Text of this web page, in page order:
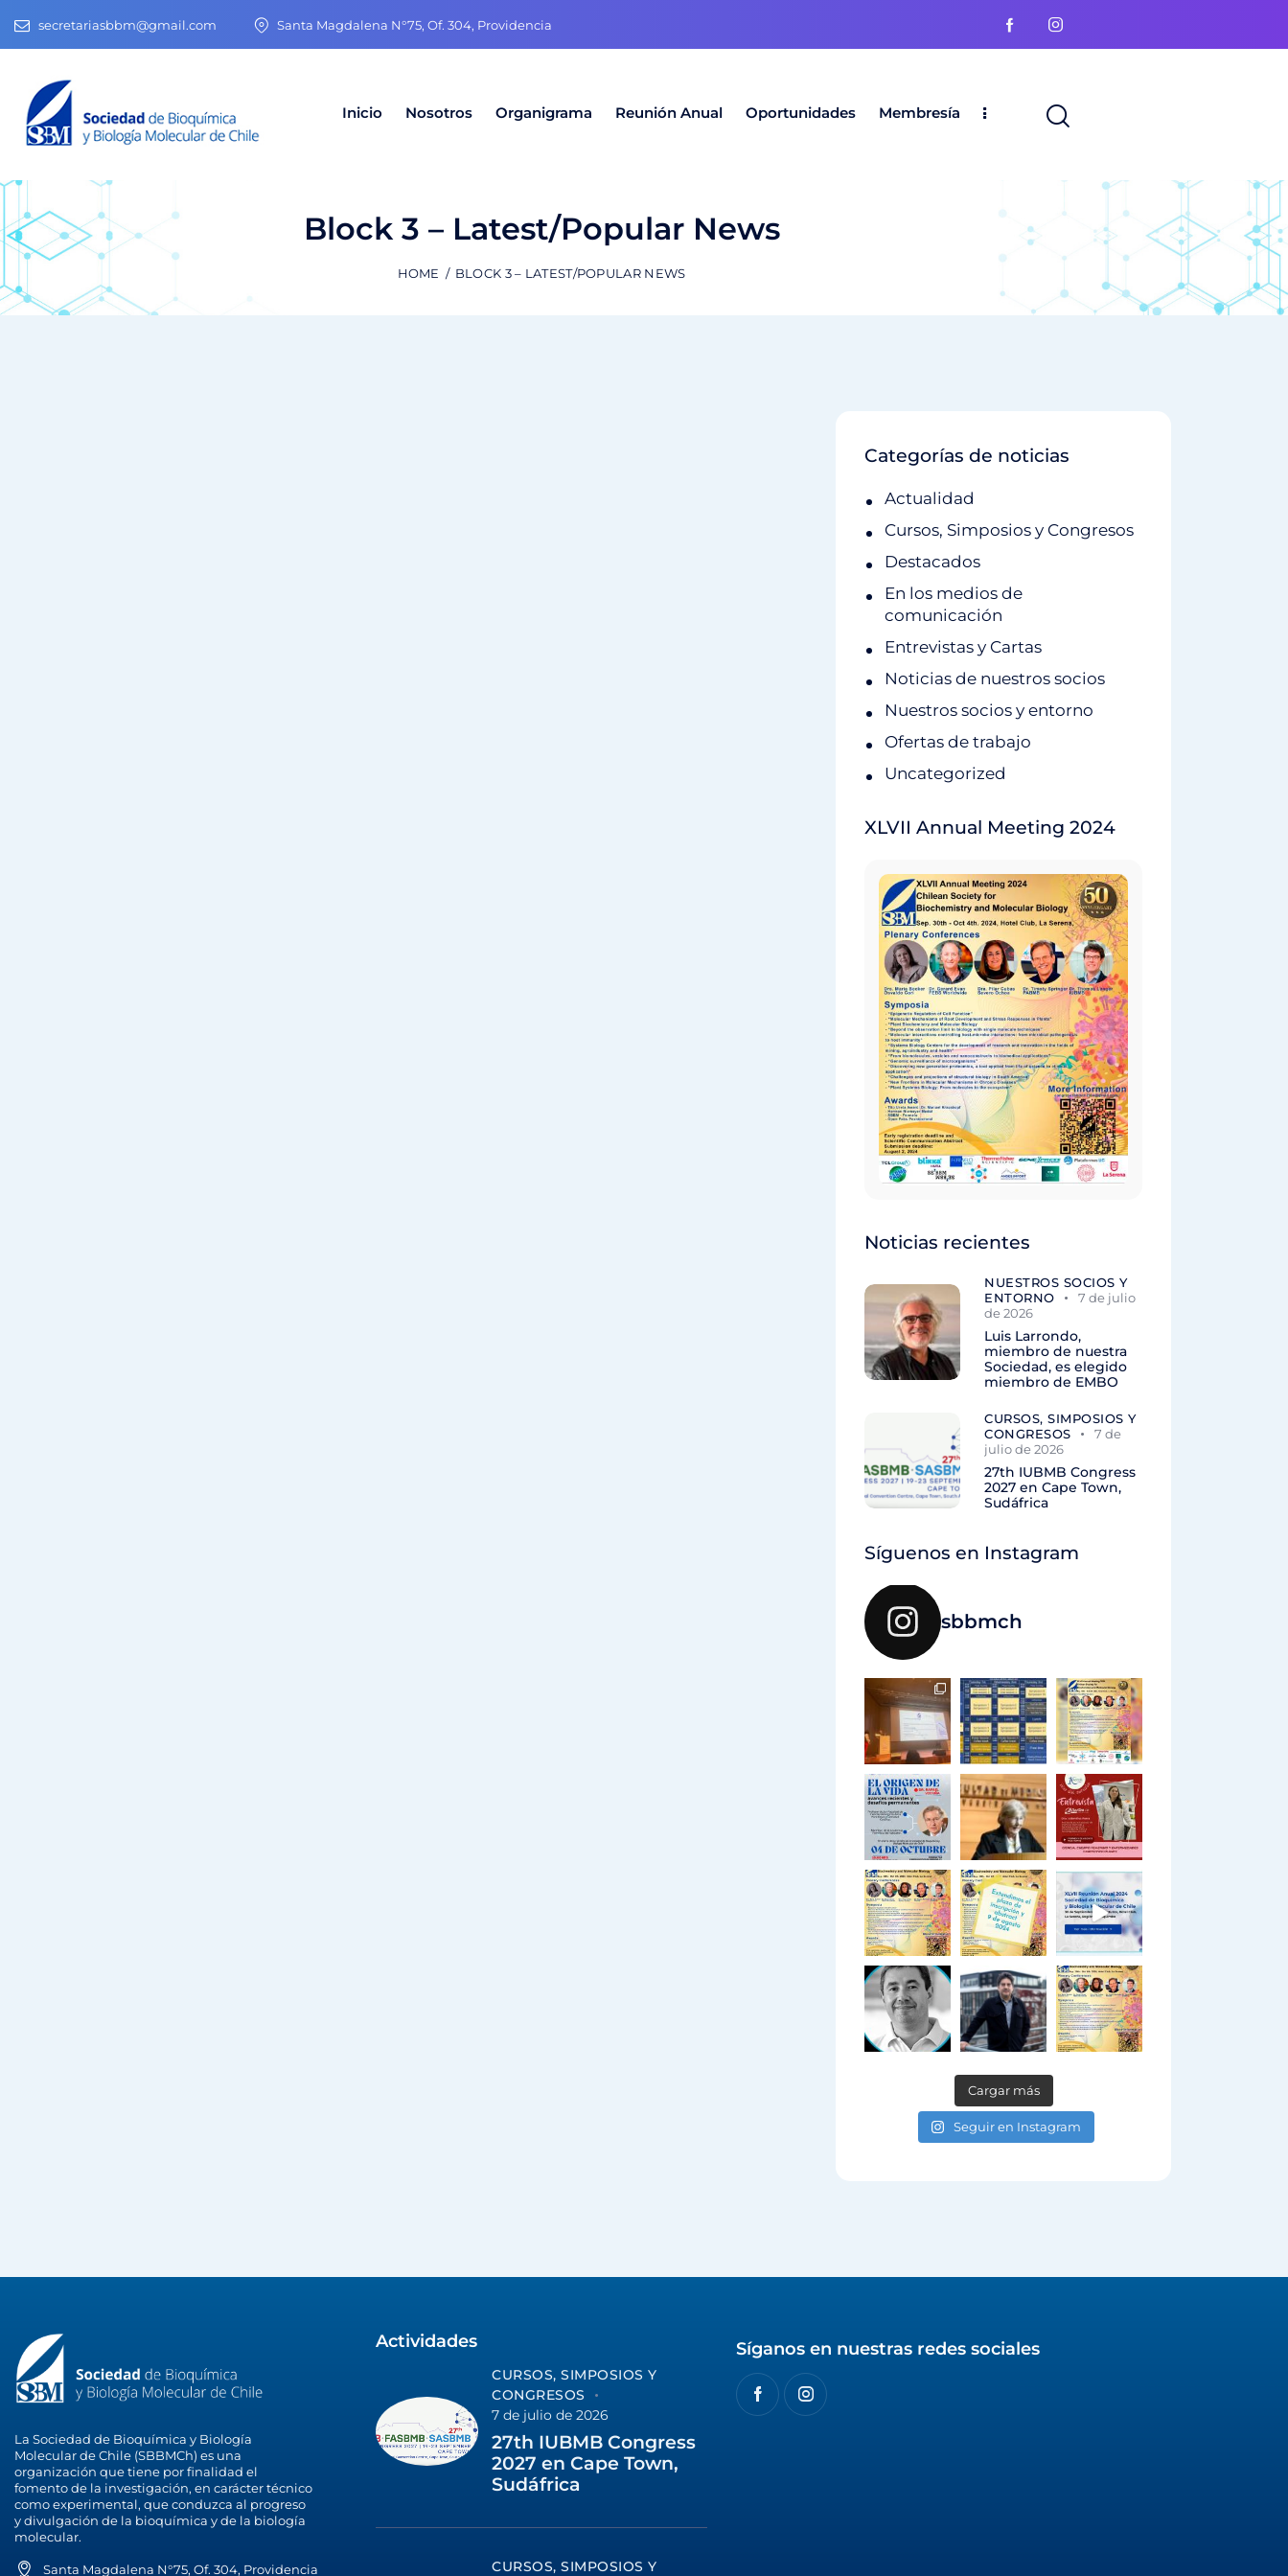
secretariasbbm@gmail.com Santa Magdalena N°75, Of. 304, Providencia
Inicio Nosotros Organigrama Reunión Anual Oportunidades Membresía
Block 3 – Latest/Popular News
HOME BLOCK 3 – LATEST/POPULAR NEWS
Categorías de noticias
Actualidad
Cursos, Simposios y Congresos
Destacados
En los medios de
comunicación
Entrevistas y Cartas
Noticias de nuestros socios
Nuestros socios y entorno
Ofertas de trabajo
Uncategorized
XLVII Annual Meeting 2024
Noticias recientes
NUESTROS SOCIOS Y
ENTORNO
7 de julio
de 2026
Luis Larrondo,
miembro de nuestra
Sociedad, es elegido
miembro de EMBO
CURSOS, SIMPOSIOS Y
CONGRESOS
7 de
julio de 2026
27th IUBMB Congress
2027 en Cape Town,
Sudáfrica
Síguenos en Instagram
sbbmch
Cargar más
Seguir en Instagram
La Sociedad de Bioquímica y Biología
Molecular de Chile (SBBMCh) es una
organización que tiene por finalidad el
fomento de la investigación, en carácter técnico
como experimental, que conduzca al progreso
y divulgación de la bioquímica y de la biología
molecular.
Santa Magdalena N°75, Of. 304, Providencia
Actividades
CURSOS, SIMPOSIOS Y
CONGRESOS
7 de julio de 2026
27th IUBMB Congress
2027 en Cape Town,
Sudáfrica
CURSOS, SIMPOSIOS Y
Síganos en nuestras redes sociales